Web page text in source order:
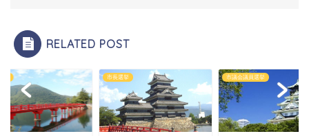
RELATED POST
市議会議員選挙 市長選挙